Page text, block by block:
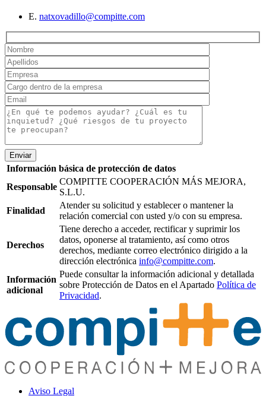
E. natxovadillo@compitte.com
Enviar
Información básica de protección de datos
Responsable
COMPITTE COOPERACIÓN MÁS MEJORA,
S.L.U.
Finalidad
Atender su solicitud y establecer o mantener la
relación comercial con usted y/o con su empresa.
Derechos
Tiene derecho a acceder, rectificar y suprimir los
datos, oponerse al tratamiento, así como otros
derechos, mediante correo electrónico dirigido a la
dirección electrónica info@compitte.com.
Información
adicional
Puede consultar la información adicional y detallada
sobre Protección de Datos en el Apartado Política de
Privacidad.
Aviso Legal